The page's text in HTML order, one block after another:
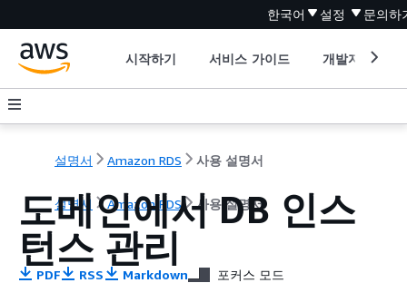
한국어 설정 문의하
시작하기 서비스 가이드 개발자 도구
설명서 Amazon RDS 사용 설명서
설명서 Amazon RDS 사용 설명서
도메인에서 DB 인스
턴스 관리
PDF RSS Markdown 포커스 모드